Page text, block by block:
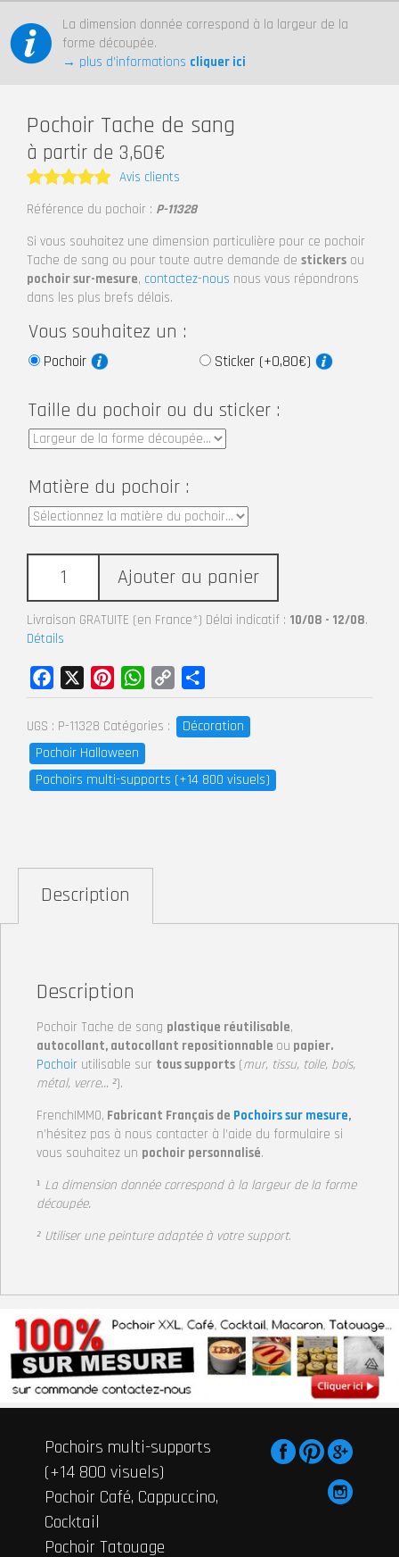
La dimension donnée correspond à la largeur de la
forme découpée.
→ plus d’informations cliquer ici
Pochoir Tache de sang
à partir de 3,60€
Note5
Avis clients
Référence du pochoir : P-11328
Si vous souhaitez une dimension particulière pour ce pochoir
Tache de sang ou pour toute autre demande de stickers ou
pochoir sur-mesure, contactez-nous nous vous répondrons
dans les plus brefs délais.
Vous souhaitez un :
Pochoir Sticker (+0,80€)
Taille du pochoir ou du sticker :
Matière du pochoir :
Ajouter au panier
Livraison GRATUITE (en France*) Délai indicatif : 10/08 - 12/08.
Détails
UGS : P-11328 Catégories :
Décoration
Pochoir Halloween
Pochoirs multi-supports (+14 800 visuels)
Facebook PinterestWhatsApp
Copy
Link
Description
Description
Pochoir Tache de sang plastique réutilisable,
autocollant, autocollant repositionnable ou papier.
Pochoir utilisable sur tous supports (mur, tissu, toile, bois,
métal, verre… ²).
FrenchIMMO, Fabricant Français de Pochoirs sur mesure,
n’hésitez pas à nous contacter à l’aide du formulaire si
vous souhaitez un pochoir personnalisé.
¹ La dimension donnée correspond à la largeurde la forme
découpée.
² Utiliser une peinture adaptée à votre support.
Pochoirs multi-supports
(+14 800 visuels)
Pochoir Café, Cappuccino,
Cocktail
Pochoir Tatouage